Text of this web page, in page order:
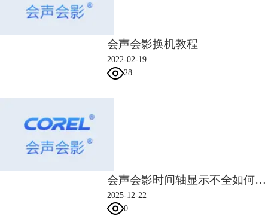
图4：进行画面裁剪
以上就是使用会声会影调节画面大小的方式，总的来说，调整画面大小是
视频剪辑中的第一步，也是较为基础的技巧，大家一定需要掌握。
二、会声会影怎么稳定画面
定，不要过分抖动，否则会丢失很多画面细节，影响我们的观感。那么，
视频剪辑软件进行后期视频编辑时，如何进行画面稳定
会声会影换机教程
2022-02-19
28
会声会影时间轴显示不全如何解决 会声会影时间轴缩放与对齐规则
2025-12-22
0